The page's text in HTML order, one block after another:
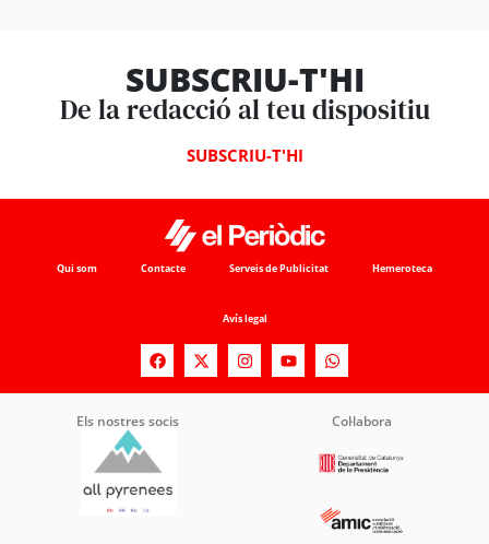
SUBSCRIU-T'HI
De la redacció al teu dispositiu
SUBSCRIU-T'HI
Qui som Contacte Serveis de Publicitat Hemeroteca
Avís legal
Els nostres socis Col·labora